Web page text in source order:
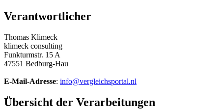
Verantwortlicher
Thomas Klimeck
klimeck consulting
Funkturmstr. 15 A
47551 Bedburg-Hau
E-Mail-Adresse: info@vergleichsportal.nl
Übersicht der Verarbeitungen